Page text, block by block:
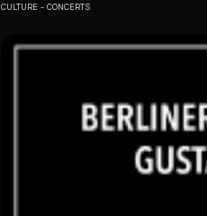
CULTURE CONCERTS